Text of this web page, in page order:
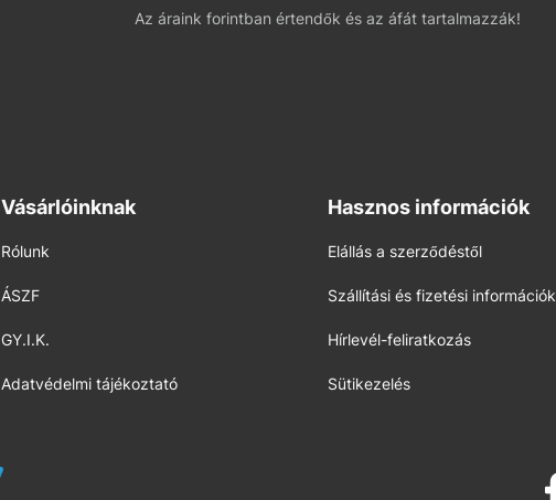
Az áraink forintban értendők és az áfát tartalmazzák!
Vásárlóinknak
Rólunk
ÁSZF
GY.I.K.
Adatvédelmi tájékoztató
Hasznos információk
Elállás a szerződéstől
Szállítási és fizetési információk
Hírlevél-feliratkozás
Sütikezelés